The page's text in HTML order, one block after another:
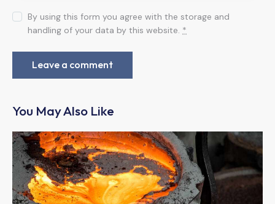
By using this form you agree with the storage and
handling of your data by this website. *
You May Also Like